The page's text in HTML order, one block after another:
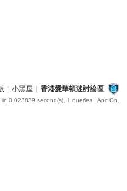
小黑屋 香港愛華頓迷討論區
0.023839 second(s), 1 queries , Apc On.